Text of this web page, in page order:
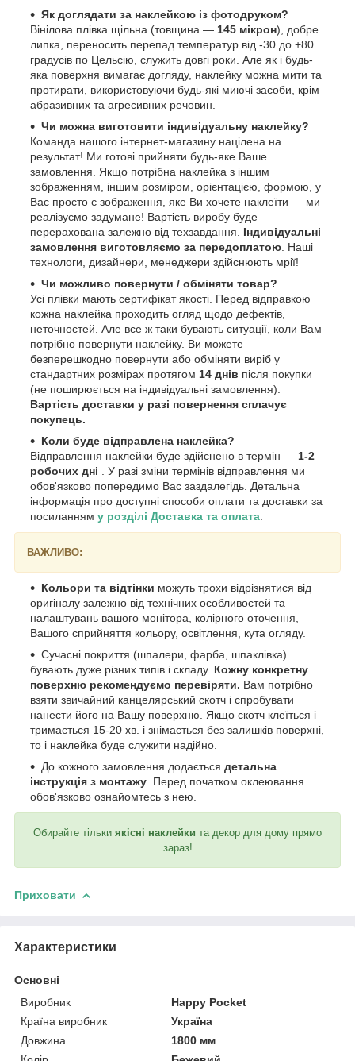
Як доглядати за наклейкою із фотодруком?
Вінілова плівка щільна (товщина — 145 мікрон), добре
липка, переносить перепад температур від -30 до +80
градусів по Цельсію, служить довгі роки. Але як і будь-
яка поверхня вимагає догляду, наклейку можна мити та
протирати, використовуючи будь-які миючі засоби, крім
абразивних та агресивних речовин.
Чи можна виготовити індивідуальну наклейку?
Команда нашого інтернет-магазину націлена на
результат! Ми готові прийняти будь-яке Ваше
замовлення. Якщо потрібна наклейка з іншим
зображенням, іншим розміром, орієнтацією, формою, у
Вас просто є зображення, яке Ви хочете наклеїти — ми
реалізуємо задумане! Вартість виробу буде
перерахована залежно від техзавдання. Індивідуальні
замовлення виготовляємо за передоплатою . Наші
технологи, дизайнери, менеджери здійснюють мрії!
Чи можливо повернути / обміняти товар?
Усі плівки мають сертифікат якості. Перед відправкою
кожна наклейка проходить огляд щодо дефектів,
неточностей. Але все ж таки бувають ситуації, коли Вам
потрібно повернути наклейку. Ви можете
безперешкодно повернути або обміняти виріб у
стандартних розмірах протягом 14 днів після покупки
(не поширюється на індивідуальні замовлення).
Вартість доставки у разі повернення сплачує
покупець.
Коли буде відправлена наклейка?
Відправлення наклейки буде здійснено в термін — 1-2
робочих дні . У разі зміни термінів відправлення ми
обов'язково попередимо Вас заздалегідь. Детальна
інформація про доступні способи оплати та доставки за
посиланням у розділі Доставка та оплата
ВАЖЛИВО:
Кольори та відтінки можуть трохи відрізнятися від
оригіналу залежно від технічних особливостей та
налаштувань вашого монітора, колірного оточення,
Вашого сприйняття кольору, освітлення, кута огляду.
Сучасні покриття (шпалери, фарба, шпаклівка)
бувають дуже різних типів і складу. Кожну конкретну
поверхню рекомендуємо перевіряти. Вам потрібно
взяти звичайний канцелярський скотч і спробувати
нанести його на Вашу поверхню. Якщо скотч клеїться і
тримається 15-20 хв. і знімається без залишків поверхні,
то і наклейка буде служити надійно.
До кожного замовлення додається детальна
інструкція з монтажу . Перед початком оклеювання
обов'язково ознайомтесь з нею.
Обирайте тільки якісні наклейки та декор для дому прямо
зараз!
Приховати
Характеристики
Основні
Виробник
Happy Pocket
Країна виробник
Україна
Довжина
1800 мм